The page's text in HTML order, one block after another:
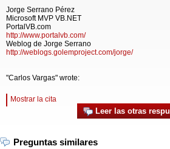
Jorge Serrano Pérez
Microsoft MVP VB.NET
PortalVB.com
http://www.portalvb.com/
Weblog de Jorge Serrano
http://weblogs.golemproject.com/jorge/
"Carlos Vargas" wrote:
Mostrar la cita
Leer las otras
Preguntas similares